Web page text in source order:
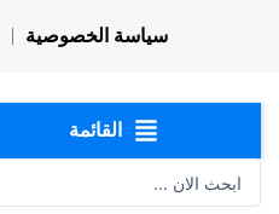
سياسة الخصوصية
القائمة